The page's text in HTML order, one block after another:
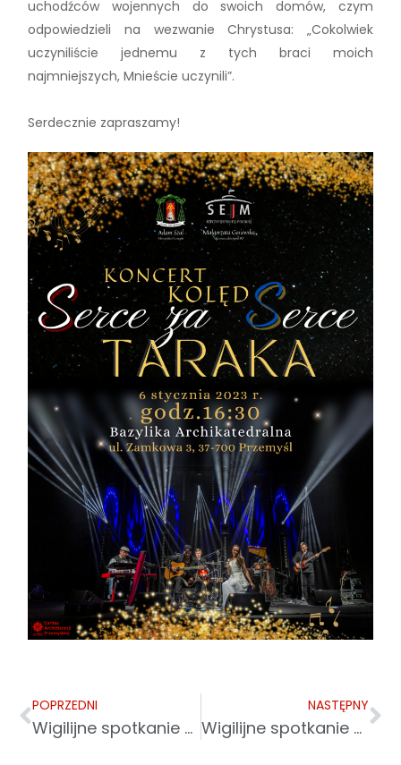
uchodźców wojennych do swoich domów, czym
odpowiedzieli na wezwanie Chrystusa: „Cokolwiek
uczyniliście jednemu z tych braci moich
najmniejszych, Mnieście uczynili”.
Serdecznie zapraszamy!
POPRZEDNI
Wigilijne spotkanie dla uchodźców i migrantów
NASTĘPNY
Wigilijne spotkanie dla uchodźców, zorganizowane przez Caritas Archidiecezji Przemyskiej